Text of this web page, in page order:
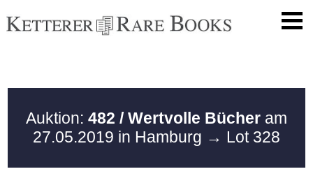
Auktion: 482 / Wertvolle Bücher am
27.05.2019 in Hamburg → Lot 328